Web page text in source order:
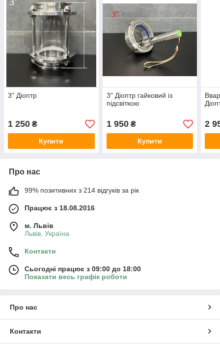
3" Діоптр
1 250 ₴
Купити
3" Діоптр гайковий із
підсвіткою
1 950₴
Купити
2
Про нас
99% позитивних з 214 відгуків за рік
Працює з 18.08.2016
м. Львів
Львів, Україна
Контакти
Сьогодні працює з 09:00 до 18:00
Показати весь графік роботи
Про нас
Контакти